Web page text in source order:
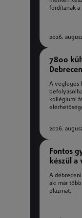
fordítanak a
2026.
7800
A végleges
kollégiumi
2026.
Fontos
készül a
A
aki már
plazmát.